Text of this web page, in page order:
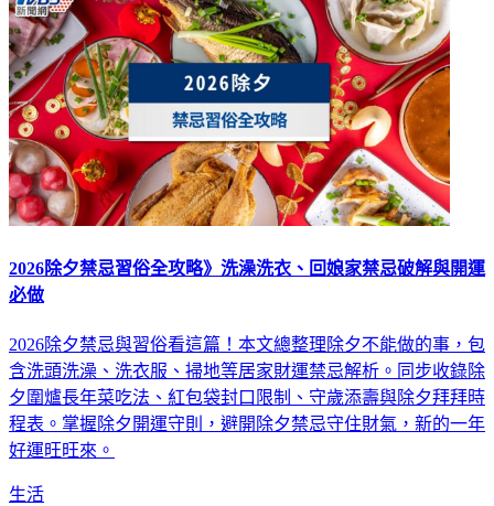
2026除夕禁忌習俗全攻略》洗澡洗衣、回娘家禁忌破解與開運
必做
2026除夕禁忌與習俗看這篇！本文總整理除夕不能做的事，包
含洗頭洗澡、洗衣服、掃地等居家財運禁忌解析。同步收錄除
夕圍爐長年菜吃法、紅包袋封口限制、守歲添壽與除夕拜拜時
程表。掌握除夕開運守則，避開除夕禁忌守住財氣，新的一年
好運旺旺來。
生活